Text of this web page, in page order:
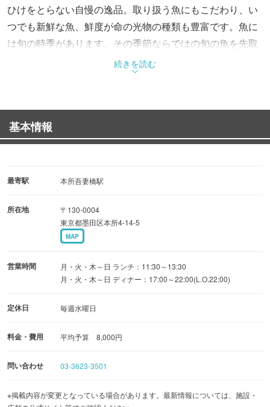
ひけをとらない自慢の逸品。取り扱う魚にもこだわり、い
つでも新鮮な魚、鮮度が命の光物の種類も豊富です。魚に
は旬の時季があります。その季節ならではの旬の魚を先取
りしてお客様に喜んでもらえる店づくりをモットーに下町
の隠れ家的存在として、本格的江戸前寿司が楽しめるお店
続きを読む
基本情報
最寄駅 本所吾妻橋駅
所在地
〒130-0004
東京都墨田区本所4-14-5
MAP
営業時間
月・火・木～日 ランチ：11:30～13:30
月・火・木～日 ディナー：17:00～22:00(L.O.22:00)
定休日 毎週水曜日
料金・費用 平均予算 8,000円
問い合わせ 03-3623-3501
※掲載内容が変更となっている場合があります。最新情報については、施設・